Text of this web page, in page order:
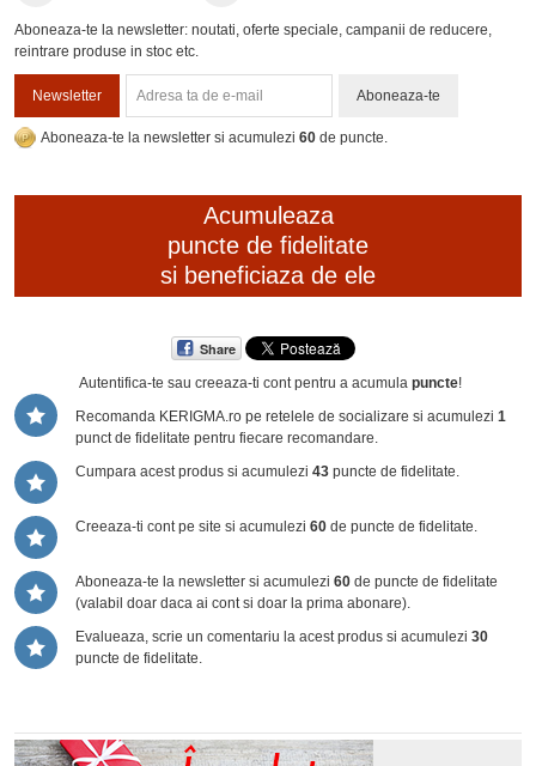
Aboneaza-te la newsletter: noutati, oferte speciale, campanii de reducere,
reintrare produse in stoc etc.
Newsletter Aboneaza-te
Aboneaza-te la newsletter si acumulezi 60 de puncte.
Acumuleaza
puncte de fidelitate
si beneficiaza de ele
Share
Autentifica-te sau creeaza-ti contpentru a acumula puncte!
Recomanda KERIGMA.ro pe retelele de socializare si acumulezi 1
punct de fidelitate pentru fiecare recomandare.
Cumpara acest produs si acumulezi 43 puncte de fidelitate.
Creeaza-ti cont pe site si acumulezi 60 de puncte de fidelitate.
Aboneaza-te la newsletter si acumulezi 60 de puncte de fidelitate
(valabil doar daca ai cont si doar la prima abonare).
Evalueaza, scrie un comentariu la acest produs si acumulezi 30
puncte de fidelitate.